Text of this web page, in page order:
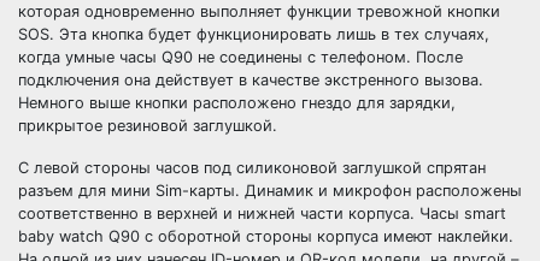
которая одновременно выполняет функции тревожной кнопки
SOS. Эта кнопка будет функционировать лишь в тех случаях,
когда умные часы Q90 не соединены с телефоном. После
подключения она действует в качестве экстренного вызова.
Немного выше кнопки расположено гнездо для зарядки,
прикрытое резиновой заглушкой.
С левой стороны часов под силиконовой заглушкой спрятан
разъем для мини Sim-карты. Динамик и микрофон расположены
соответственно в верхней и нижней части корпуса. Часы smart
baby watch Q90 с оборотной стороны корпуса имеют наклейки.